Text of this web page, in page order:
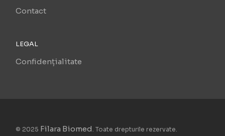
Contact
LEGAL
Confidențialitate
© 2025 Filara Biomed . Toate drepturile rezervate.